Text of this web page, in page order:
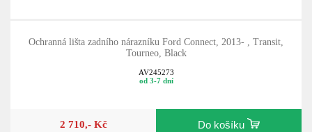
Ochranná lišta zadního nárazníku Ford Connect, 2013- , Transit,
Tourneo, Black
AV245273
od 3-7 dní
2 710,- Kč Do košíku